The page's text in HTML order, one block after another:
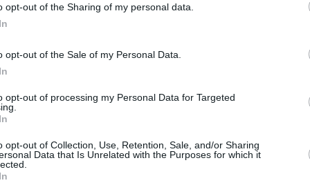
opt-out of the Sharing of my personal data.
opt-out of the Sale of my Personal Data.
opt-out of processing my Personal Data for Targeted
opt-out of Collection, Use, Retention, Sale, and/or Sharing
Data that Is Unrelated with the Purposes for which it
e negliuffici immigrazione delle
perché non direttamente
, eppure ritenute fondamentali
migratori e delle pratiche di
siano trattati come lavoratori di serie
“Svolgono un ruolo chiave per garantire
in cui il sistema pubblico è sotto